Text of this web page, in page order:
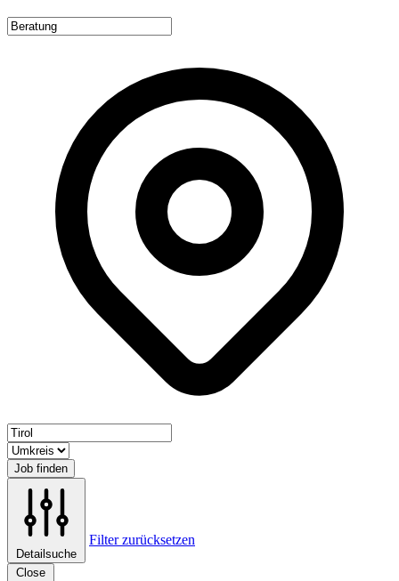
Job finden
Detailsuche
Filter zurücksetzen
Close